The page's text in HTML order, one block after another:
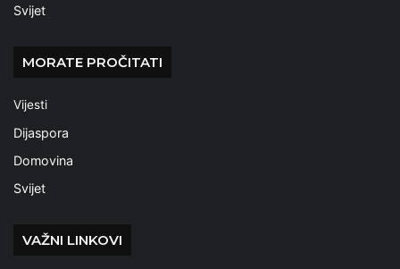
Svijet
MORATE PROČITATI
Vijesti
Dijaspora
Domovina
Svijet
VAŽNI LINKOVI